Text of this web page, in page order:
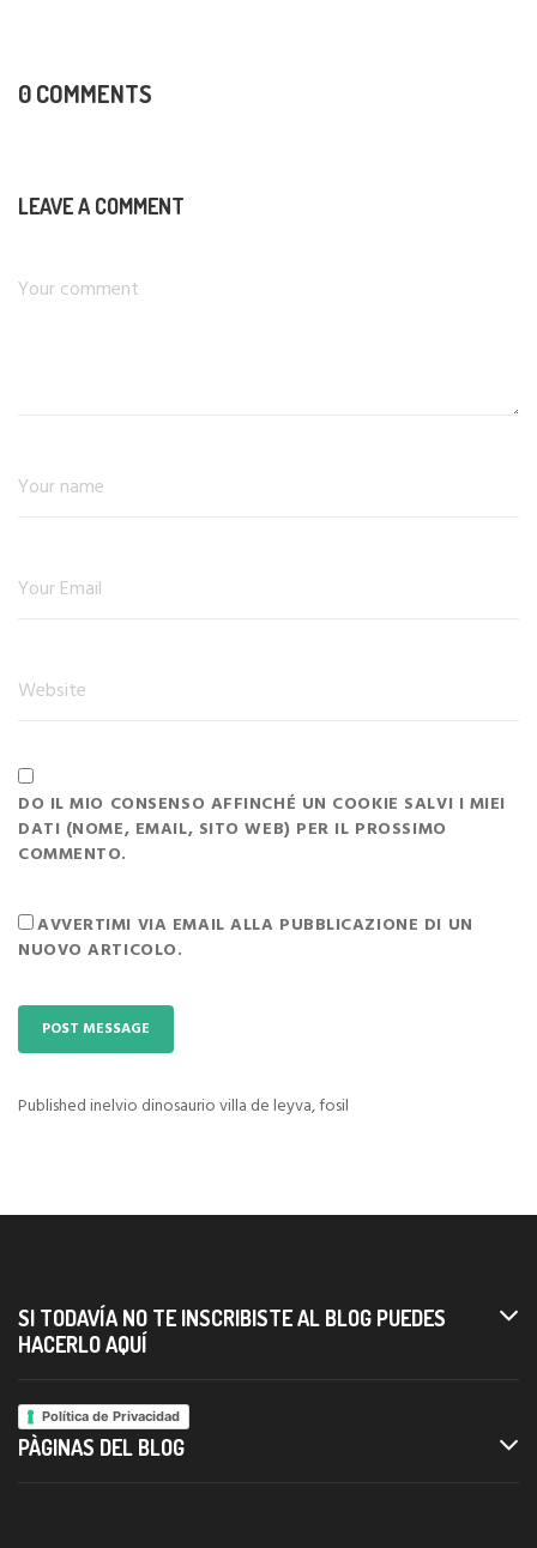
0 COMMENTS
LEAVE A COMMENT
DO IL MIO CONSENSO AFFINCHÉ UN COOKIE SALVI I MIEI
DATI (NOME, EMAIL, SITO WEB) PER IL PROSSIMO
COMMENTO.
AVVERTIMI VIA EMAIL ALLA PUBBLICAZIONE DI UN
NUOVO ARTICOLO.
Navigazione
Published inelvio dinosaurio villa de leyva, fosil
SI TODAVÍA NO TE INSCRIBISTE AL BLOG PUEDES
HACERLO AQUÍ
Política de Privacidad
PÀGINAS DEL BLOG